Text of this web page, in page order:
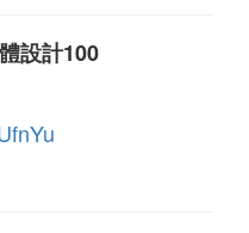
設計100